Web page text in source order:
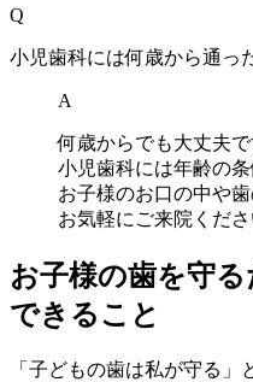
Q
小児歯科には何歳から通っ
A
何歳からでも大丈夫で
小児歯科には年齢の
お子様のお口の中や
お気軽にご来院くださ
お子様の歯を守
できること
「子どもの歯は私が守る